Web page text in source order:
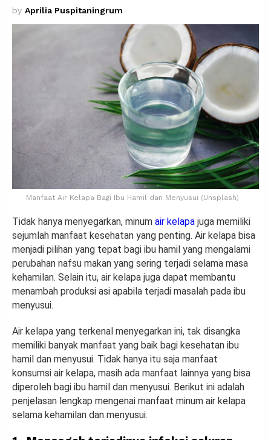
by Aprilia Puspitaningrum
Manfaat Air Kelapa Bagi Ibu Hamil dan Menyusui (Unsplash)
Tidak hanya menyegarkan, minum air kelapa juga memiliki
sejumlah manfaat kesehatan yang penting. Air kelapa bisa
menjadi pilihan yang tepat bagi ibu hamil yang mengalami
perubahan nafsu makan yang sering terjadi selama masa
kehamilan. Selain itu, air kelapa juga dapat membantu
menambah produksi asi apabila terjadi masalah pada ibu
menyusui.
Air kelapa yang terkenal menyegarkan ini, tak disangka
memiliki banyak manfaat yang baik bagi kesehatan ibu
hamil dan menyusui. Tidak hanya itu saja manfaat
konsumsi air kelapa, masih ada manfaat lainnya yang bisa
diperoleh bagi ibu hamil dan menyusui. Berikut ini adalah
penjelasan lengkap mengenai manfaat minum air kelapa
selama kehamilan dan menyusui.